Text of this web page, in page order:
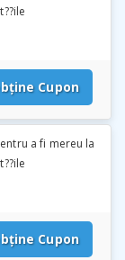
Cupon
a fi mereu la
Cupon